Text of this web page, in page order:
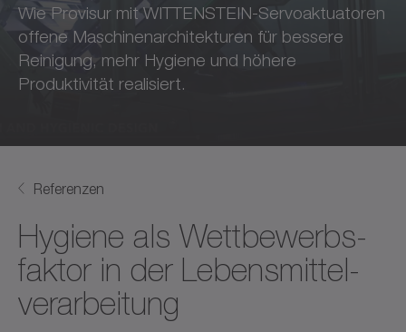
Wie Provisur mit WITTENSTEIN-Servoaktuatoren
offene Maschinenarchitekturen für bessere
Reinigung, mehr Hygiene und höhere
Produktivität realisiert.
Referenzen
Hygiene als Wett­bewerbs­
faktor in der Lebens­mittel­
verarbeitung